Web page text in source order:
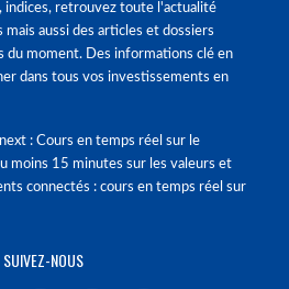
indices, retrouvez toute l'actualité
mais aussi des articles et dossiers
du moment. Des informations clé en
dans tous vos investissements en
: Cours en temps réel sur le
moins 15 minutes sur les valeurs et
connectés : cours en temps réel sur
SUIVEZ-NOUS